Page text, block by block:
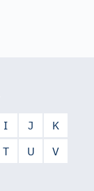
I J
K
T U
V